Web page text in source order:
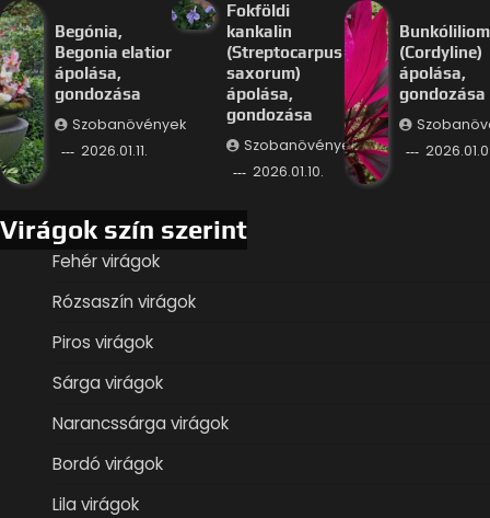
Begónia,
Begonia elatior
ápolása,
gondozása
Szobanövények
2026.01.11.
Fokföldi
kankalin
(Streptocarpus
saxorum)
ápolása,
gondozása
Szobanövények
2026.01.10.
Bunkóliliom
(Cordyline)
ápolása,
gondozása
Virágok szín szerint
Fehér virágok
Rózsaszín virágok
Piros virágok
Sárga virágok
Narancssárga virágok
Bordó virágok
Lila virágok